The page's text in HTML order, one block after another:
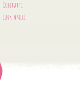
Contatti
Link Amici